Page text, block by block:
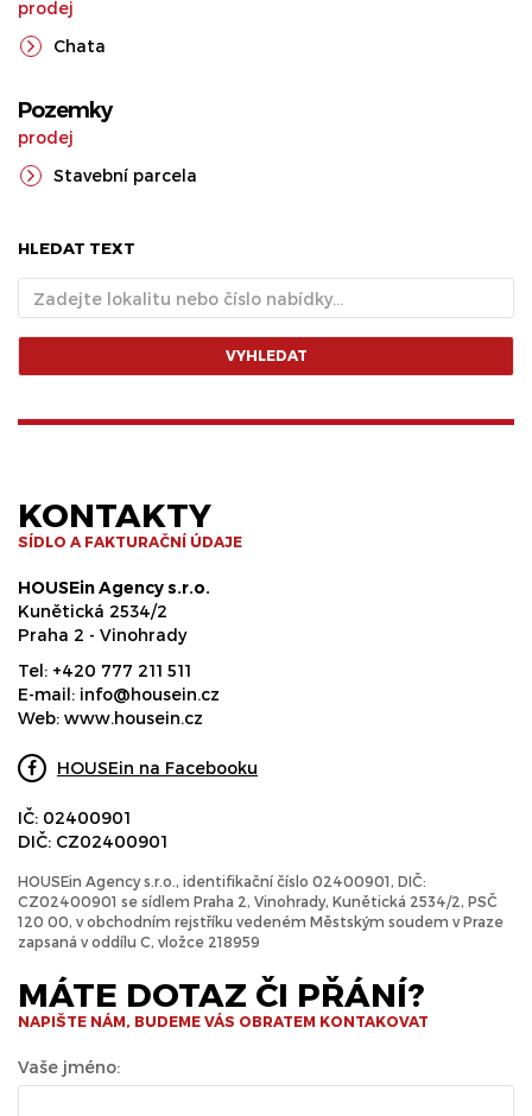
prodej
Chata
Pozemky
prodej
Stavební parcela
HLEDAT TEXT
VYHLEDAT
KONTAKTY
SÍDLO A FAKTURAČNÍ ÚDAJE
HOUSEin Agency s.r.o.
Kunětická 2534/2
Praha 2 - Vinohrady
Tel: +420 777 211 511
E-mail: info@housein.cz
Web: www.housein.cz
HOUSEin na Facebooku
IČ: 02400901
DIČ: CZ02400901
HOUSEin Agency s.r.o., identifikační číslo 02400901, DIČ:
CZ02400901 se sídlem Praha 2, Vinohrady, Kunětická 2534/2, PSČ
120 00, v obchodním rejstříku vedeném Městským soudem v Praze
zapsaná v oddílu C, vložce 218959
MÁTE DOTAZ ČI PŘÁNÍ?
NAPIŠTE NÁM, BUDEME VÁS OBRATEM KONTAKOVAT
Vaše jméno: